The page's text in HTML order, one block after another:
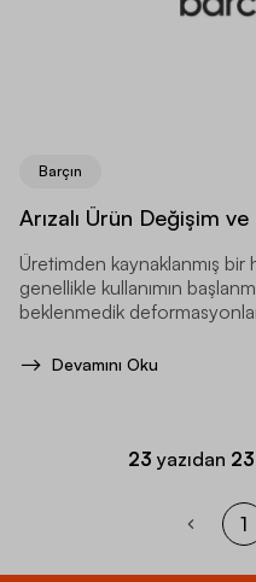
Barçın
Arızalı Ürün Değişim
Üretimden kaynaklanmış
genellikle kullanımın
beklenmedik
Devamını Oku
23 yazıdan 23
1